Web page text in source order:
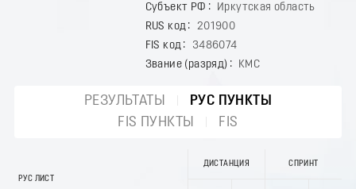
Субъект РФ
Иркутская область
RUS код
201900
FIS код
3486074
Звание (разряд)
КМС
РЕЗУЛЬТАТЫ
РУС ПУНКТЫ
FIS ПУНКТЫ
FIS
РУС ЛИСТ
ДИСТАНЦИЯ СПРИНТ